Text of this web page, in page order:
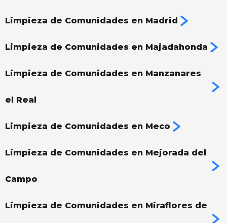
Limpieza de Comunidades en Madrid
Limpieza de Comunidades en Majadahonda
Limpieza de Comunidades en Manzanares
el Real
Limpieza de Comunidades en Meco
Limpieza de Comunidades en Mejorada del
Campo
Limpieza de Comunidades en Miraflores de